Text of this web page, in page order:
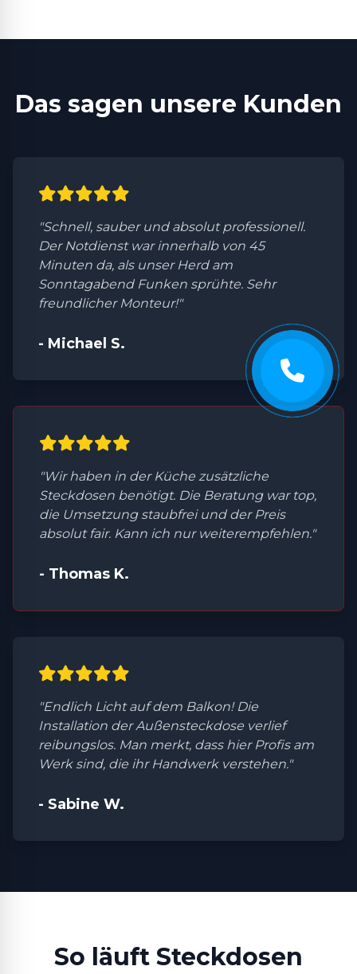
Das sagen unsere Kunden
"Schnell, sauber und absolut professionell.
Der Notdienst war innerhalb von 45
Minuten da, als unser Herd am
Sonntagabend Funken sprühte. Sehr
freundlicher Monteur!"
- Michael S.
"Wir haben in der Küche zusätzliche
Steckdosen benötigt. Die Beratung war top,
die Umsetzung staubfrei und der Preis
absolut fair. Kann ich nur weiterempfehlen."
- Thomas K.
"Endlich Licht auf dem Balkon! Die
Installation der Außensteckdose verlief
reibungslos. Man merkt, dass hier Profis am
Werk sind, die ihr Handwerk verstehen."
- Sabine W.
So läuft Steckdosen